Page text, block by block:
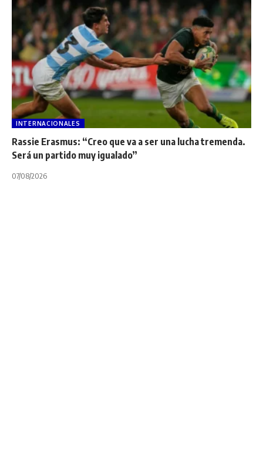
INTERNACIONALES
Rassie Erasmus: “Creo que va a ser una lucha tremenda.
Será un partido muy igualado”
07/08/2026